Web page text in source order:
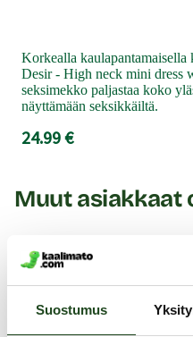
Suostumus
Korkealla kaulapantamaisella
Desir - High neck mini dress
seksimekko paljastaa koko
näyttämään seksikkäiltä.
24.99 €
Muut asiakkaat
KESTOETUTUOTE